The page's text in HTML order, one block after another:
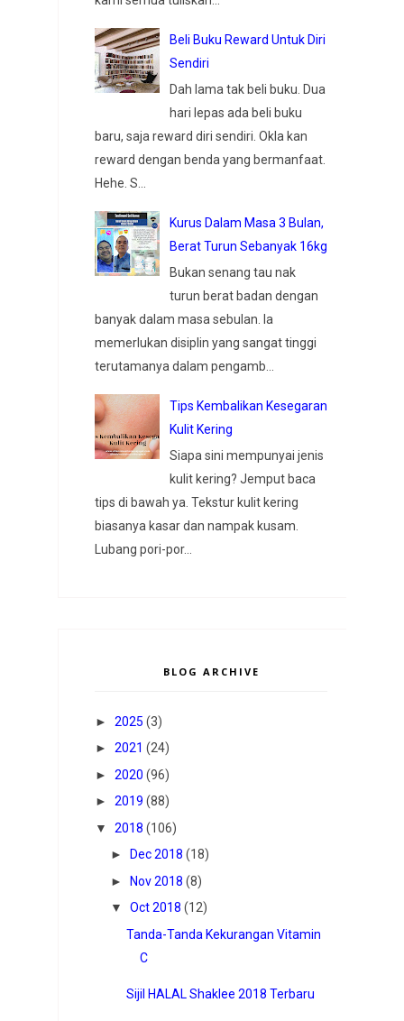
Beli Buku Reward Untuk Diri
Sendiri
Dah lama tak beli buku. Dua
hari lepas ada beli buku
baru, saja reward diri sendiri. Okla kan
reward dengan benda yang bermanfaat.
Hehe. S...
Kurus Dalam Masa 3 Bulan,
Berat Turun Sebanyak 16kg
Bukan senang tau nak
turun berat badan dengan
banyak dalam masa sebulan. Ia
memerlukan disiplin yang sangat tinggi
terutamanya dalam pengamb...
Tips Kembalikan Kesegaran
Kulit Kering
Siapa sini mempunyai jenis
kulit kering? Jemput baca
tips di bawah ya. Tekstur kulit kering
biasanya kasar dan nampak kusam.
Lubang pori-por...
BLOG ARCHIVE
► 2025 (3)
► 2021 (24)
► 2020 (96)
► 2019 (88)
▼
2018 (106)
►
Dec 2018 (18)
►
Nov 2018 (8)
▼
Oct 2018 (12)
Tanda-Tanda Kekurangan Vitamin
C
Sijil HALAL Shaklee 2018 Terbaru